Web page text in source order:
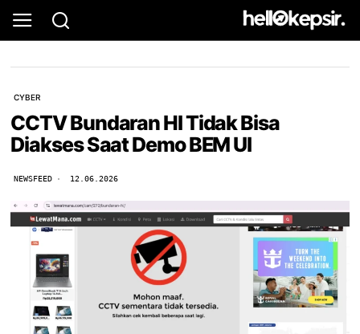
CYBER
CCTV Bundaran HI Tidak Bisa
Diakses Saat Demo BEM UI
NEWSFEED 12.06.2026